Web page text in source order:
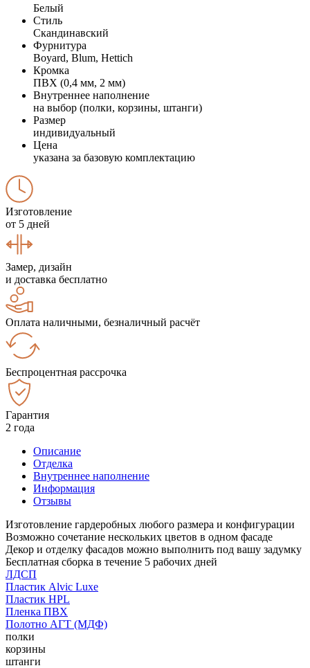
Белый
Стиль
Скандинавский
Фурнитура
Boyard, Blum, Hettich
Кромка
ПВХ (0,4 мм, 2 мм)
Внутреннее наполнение
на выбор (полки, корзины, штанги)
Размер
индивидуальный
Цена
указана за базовую комплектацию
Изготовление
от 5 дней
Замер, дизайн
и доставка бесплатно
Оплата наличными, безналичный расчёт
Беспроцентная рассрочка
Гарантия
2 года
Описание
Отделка
Внутреннее наполнение
Информация
Отзывы
Изготовление гардеробных любого размера и конфигурации
Возможно сочетание нескольких цветов в одном фасаде
Декор и отделку фасадов можно выполнить под вашу задумку
Бесплатная сборка в течение 5 рабочих дней
ЛДСП
Пластик Alvic Luxe
Пластик HPL
Пленка ПВХ
Полотно АГТ (МДФ)
полки
корзины
штанги